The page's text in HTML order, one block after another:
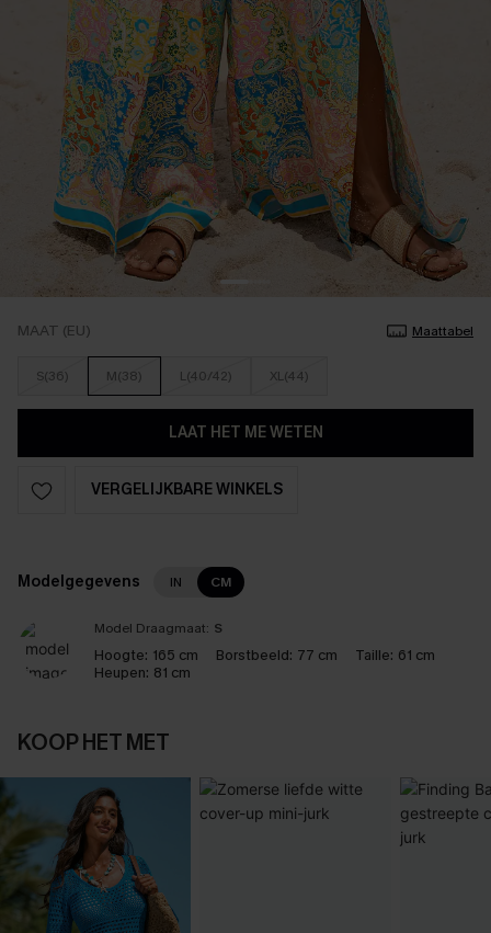
MAAT (EU) Maattabel
S(36) M(38) L(40/42) XL(44)
LAAT HET ME WETEN
VERGELIJKBARE WINKELS
Modelgegevens IN CM
Model Draagmaat: S
Hoogte: 165 cm Borstbeeld: 77 cm Taille: 61 cm
Heupen: 81 cm
KOOP HET MET